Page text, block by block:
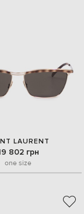
LAURENT
802 грн
one size